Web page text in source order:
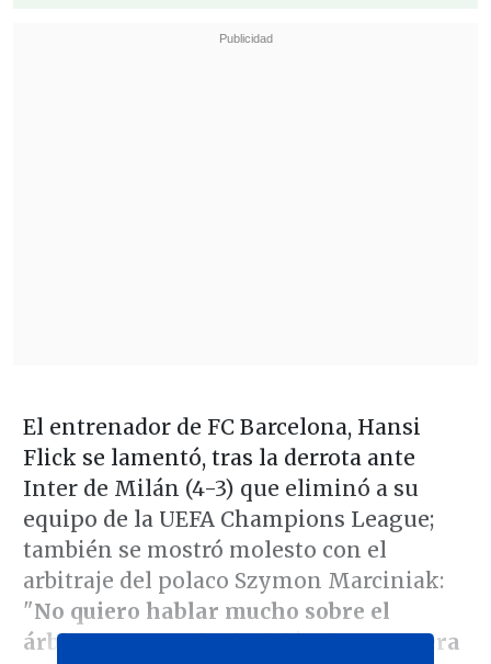
El entrenador de FC Barcelona, Hansi
Flick se lamentó, tras la derrota ante
Inter de Milán (4-3) que eliminó a su
equipo de la UEFA Champions League;
también se mostró molesto con el
arbitraje del polaco Szymon Marciniak:
"No quiero hablar mucho sobre el
árbitro, pero cada decisión de 50-50 era